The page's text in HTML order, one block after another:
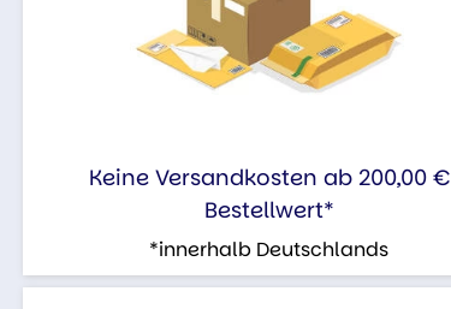
Keine Versandkosten ab 200,00 €
Bestellwert*
*innerhalb Deutschlands